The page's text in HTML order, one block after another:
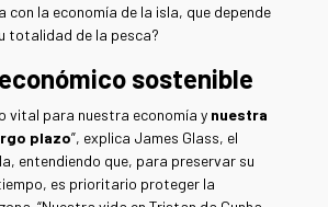
con la economía de la isla, que depende
totalidad de la pesca?
sostenible
vital para nuestra economía y nuestra
plazo”, explica James Glass, el
entendiendo que, para preservar su
es prioritario proteger la